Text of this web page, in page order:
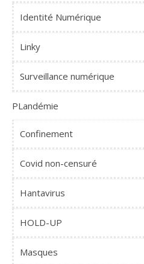
Identité Numérique
Linky
Surveillance numérique
PLandémie
Confinement
Covid non-censuré
Hantavirus
HOLD-UP
Masques